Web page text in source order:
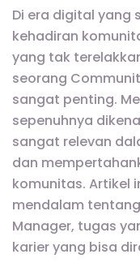
Di era digital yang
kehadiran
yang tak
seorang
sangat penting.
sepenuhnya
sangat relevan
dan
komunitas. Artikel
mendalam
Manager, tugas
karier yang bisa